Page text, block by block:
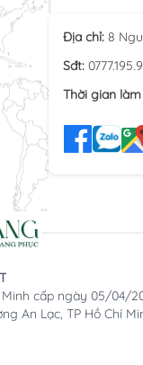
Địa chỉ: 8
Sđt:
Thời gian
Minh cấp ngày 05/04/
An Lạc, TP Hồ Chí